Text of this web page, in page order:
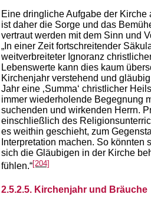
Eine dringliche Aufgabe der
ist daher die Sorge und das
vertraut werden mit dem Sinn und
„In einer Zeit fortschreitender
weitverbreiteter Ignoranz
Lebenswerte kann dies kaum
Kirchenjahr verstehend und
Jahr eine ‚Summa‘ christlicher
immer wiederholende Begegnung
suchenden und wirkenden Herrn.
einschließlich des
es weithin geschieht, zum
Interpretation machen. So könnten
sich die Gläubigen in der Kirche
fühlen.“[204]
2.5.2.5. Kirchenjahr und Bräuche